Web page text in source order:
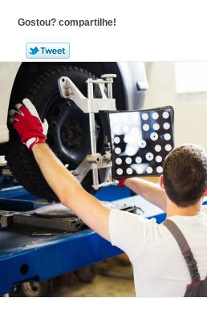
Gostou? compartilhe!